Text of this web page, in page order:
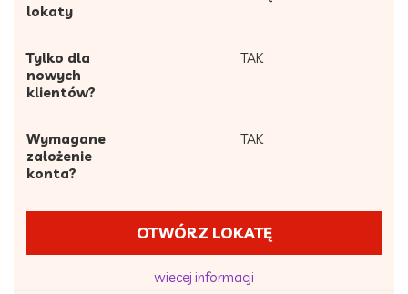
lokaty
Tylko dla
nowych
klientów?
TAK
Wymagane
założenie
konta?
TAK
OTWÓRZ LOKATĘ
wiecej informacji